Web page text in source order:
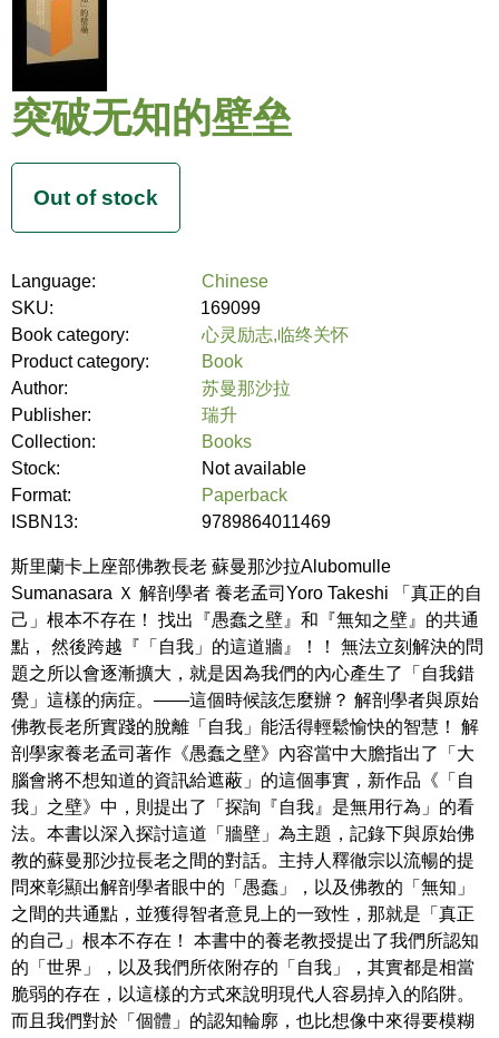
突破无知的壁垒
Language:
Chinese
SKU:
169099
Book category:
心灵励志,临终关怀
Product category:
Book
Author:
苏曼那沙拉
Publisher:
瑞升
Collection:
Books
Stock:
Not available
Format:
Paperback
ISBN13:
9789864011469
斯里蘭卡上座部佛教長老 蘇曼那沙拉Alubomulle
Sumanasara Ｘ 解剖學者 養老孟司Yoro Takeshi 「真正的自
己」根本不存在！ 找出『愚蠢之壁』和『無知之壁』的共通
點， 然後跨越『「自我」的這道牆』！！ 無法立刻解決的問
題之所以會逐漸擴大，就是因為我們的內心產生了「自我錯
覺」這樣的病症。――這個時候該怎麼辦？ 解剖學者與原始
佛教長老所實踐的脫離「自我」能活得輕鬆愉快的智慧！ 解
剖學家養老孟司著作《愚蠢之壁》內容當中大膽指出了「大
腦會將不想知道的資訊給遮蔽」的這個事實，新作品《「自
我」之壁》中，則提出了「探詢『自我』是無用行為」的看
法。本書以深入探討這道「牆壁」為主題，記錄下與原始佛
教的蘇曼那沙拉長老之間的對話。主持人釋徹宗以流暢的提
問來彰顯出解剖學者眼中的「愚蠢」，以及佛教的「無知」
之間的共通點，並獲得智者意見上的一致性，那就是「真正
的自己」根本不存在！ 本書中的養老教授提出了我們所認知
的「世界」，以及我們所依附存的「自我」，其實都是相當
脆弱的存在，以這樣的方式來說明現代人容易掉入的陷阱。
而且我們對於「個體」的認知輪廓，也比想像中來得要模糊